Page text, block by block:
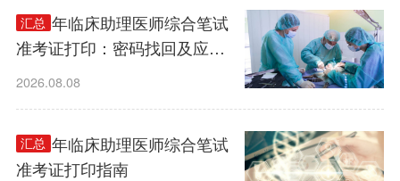
汇总
2026年临床助理医师综合笔试
准考证打印：密码找回及应急
处理指南
2026.08.08
汇总
2026年临床助理医师综合笔试
准考证打印指南